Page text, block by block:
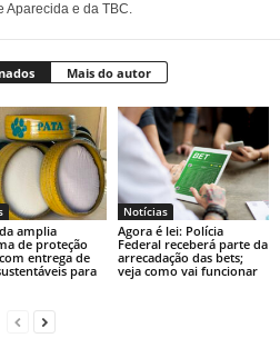
Aparecida e da TBC.
Mais do autor
amplia
de proteção
entrega de
para
Notícias
Agora é lei: Polícia
Federal receberá parte da
arrecadação das bets;
veja como vai funcionar